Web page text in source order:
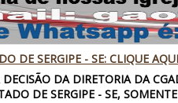
DE SERGIPE - SE: CLIQUE
DA DIRETORIA DA
DE SERGIPE - SE,